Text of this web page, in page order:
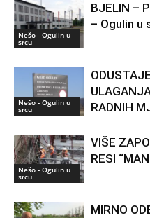
Nešo - Ogulin u
srcu
BJELIN –
– Ogulin u
Nešo - Ogulin u
srcu
RADNIH
Nešo - Ogulin u
srcu
VIŠE
RESI
MIRNO